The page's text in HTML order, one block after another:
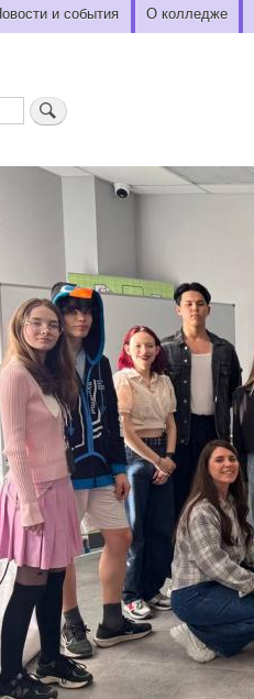
и события О колледже